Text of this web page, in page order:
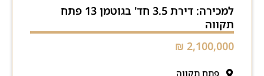
למכירה: דירת 3.5 חד' בגוטמן 13 פתח
תקווה
2,100,000 ₪
פתח תקווה